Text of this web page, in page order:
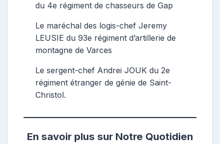
du 4e régiment de chasseurs de Gap
Le maréchal des logis-chef Jeremy
LEUSIE du 93e régiment d’artillerie de
montagne de Varces
Le sergent-chef Andrei JOUK du 2e
régiment étranger de génie de Saint-
Christol.
En savoir plus sur Notre Quotidien